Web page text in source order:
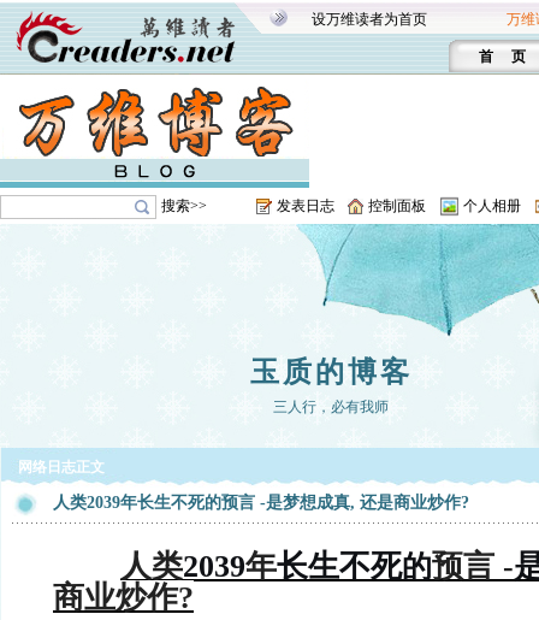
设万维读者为首页 万维
首 页
搜索>> 发表日志 控制面板 个人相册
玉质的博客
三人行，必有我师
网络日志正文
人类2039年长生不死的预言 -是梦想成真, 还是商业炒作?
人类2039年长生不死的预言 -
商业炒作?